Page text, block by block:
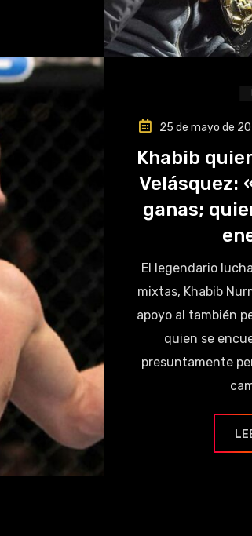
25 de mayo de
Khabib
Velásquez:
ganas;
El legendario
mixtas, Khabib
apoyo al también
quien se
presuntamente